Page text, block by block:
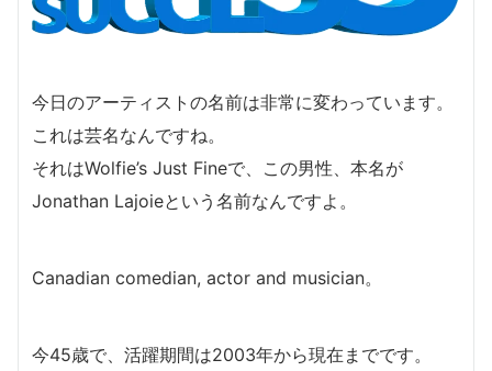
今日のアーティストの名前は非常に変わっています。
これは芸名なんですね。
それはWolfie’s Just Fineで、この男性、本名が
Jonathan Lajoieという名前なんですよ。
Canadian comedian, actor and musician。
今45歳で、活躍期間は2003年から現在までです。